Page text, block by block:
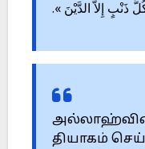
ذَنْبٍ إِلاَّ الدَّيْنَ ».
தியாகம்